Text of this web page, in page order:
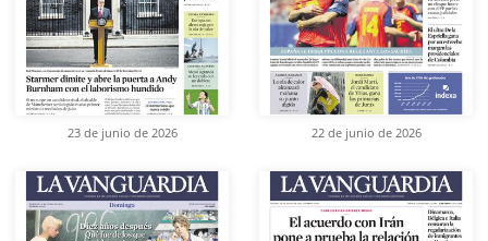
23 de junio de 2026 22 de junio de 2026